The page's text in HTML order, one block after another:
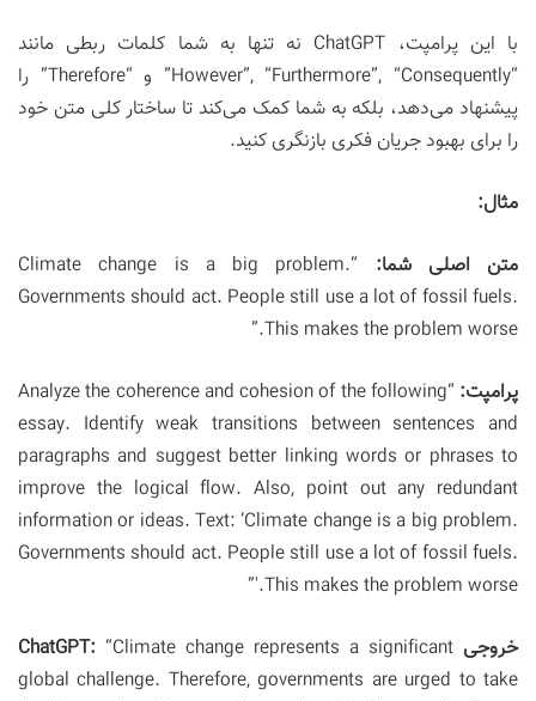
با این پرامپت، ChatGPT نه تنها به شما کلمات ربطی مانند
“However”, “Furthermore”, “Consequently” و “Therefore” را
پیشنهاد می‌دهد، بلکه به شما کمک می‌کند تا ساختار کلی متن خود
را برای بهبود جریان فکری بازنگری کنید.
مثال:
متن اصلی شما:
“Climate change is a big problem.
Governments should act. People still use a lot of fossil fuels.
This makes the problem worse.”
پرامپت: “Analyze the coherence and cohesion of the following
essay. Identify weak transitions between sentences and
paragraphs and suggest better linking words or phrases to
improve the logical flow. Also, point out any redundant
information or ideas. Text: ‘Climate change is a big problem.
Governments should act. People still use a lot of fossil fuels.
This makes the problem worse.'”
خروجی ChatGPT: “Climate change represents a significant
global challenge. Therefore, governments are urged to take